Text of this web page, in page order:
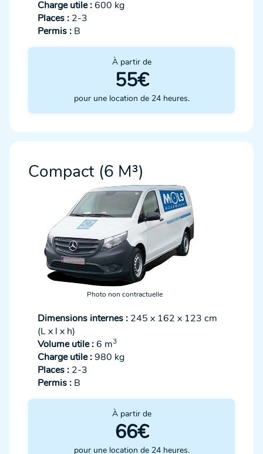
Charge utile :600 kg
Places : 2-3
Permis : B
À partir de
55€
pour une location de 24 heures.
Compact (6 M³)
Photo non contractuelle
Dimensions internes : 245 x 162 x 123 cm
(L x l x h)
Volume utile :6 m3
Charge utile :980 kg
Places : 2-3
Permis : B
À partir de
66€
pour une location de 24 heures.